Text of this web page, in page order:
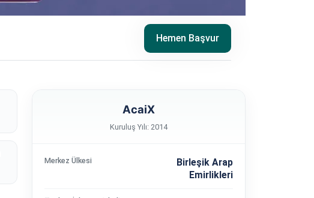
Hemen Başvur
AcaiX
Kuruluş Yılı: 2014
Merkez Ülkesi
Birleşik Arap
Emirlikleri